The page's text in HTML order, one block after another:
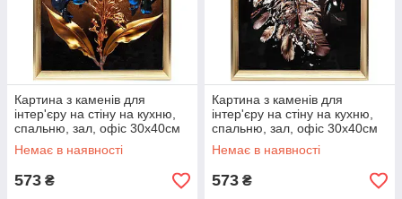
Картина з каменів для
інтер'єру на стіну на кухню,
спальню, зал, офіс 30х40см
«Синя квітка»
Немає в наявності
573 ₴
Картина з каменів для
інтер'єру на стіну на кухню,
спальню, зал, офіс 30х40см
«Перо»
Немає в наявності
573 ₴